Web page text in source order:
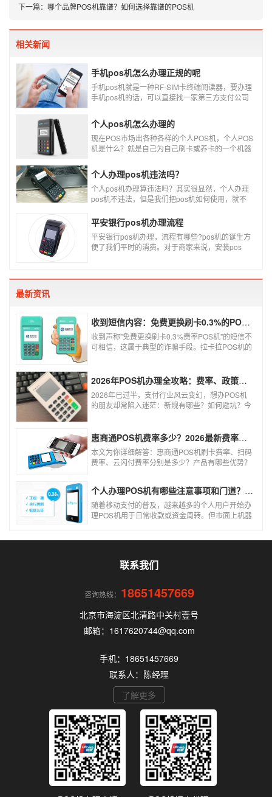
下一篇： 哪个品牌POS机靠谱？如何选择靠谱的POS机
相关新闻
手机pos机怎么办理正规的呢
手机pos机就是一种RF-SIM卡终端阅读器，要办理
手机pos机的话，可以直接找一家第三方支付公司
个人pos机怎么办理的
现在POS市场出各种各样的个人POS机，个人POS
机是什么？就是自己为自己刷卡或养卡的一个机器
个人办理pos机违法吗？
个人pos机办理算违法吗？其实很显然，个人办理
pos机不违法，但是我们把pos机如何使用，就不
现，套现不换，那么我们这样使用pos机肯定就是
违法的，只有我们在安全的使用之下，我们的个人
办理的pos机才是正规的，但是自己刷自己信用卡
用自己的pos机，这样只是算违规，只要我们按时
干扰到他人，不恶意套现银行，那么我们的行为犯
平安银行pos机办理流程
平安银行pos机办理，流程有哪些?pos机的诞生方
便了我们平时的消费。对于商家来说，安装pos
最新资讯
收到短信内容：免费更换刷卡0.3%的POS机，可以相信吗？
收到声称"免费更换刷卡0.3%费率POS机"的短信不
可相信，这属于典型的诈骗手段。拉卡拉POS机的
风险。以下结合权威信息分析原因及应对建议：2026年POS机办理全攻略：费率、政策、避坑一篇讲清
2026年已过半，支付行业风云变幻，想办POS机
的朋友却常陷入迷茫：新规有哪些？如何避坑？今
使用！
惠商通POS机费率多少？2026最新费率标准及办理全攻略
本文为你详细解答：惠商通POS机刷卡费率、扫码
费率、云闪付费率分别是多少？产品有哪些优势？
个人办理POS机有哪些注意事项和门道？（2026最新避坑指南）
随着移动支付的普及，越来越多的个人用户开始办
理POS机用于日常收款或资金周转。但市面上机器
联系我们
咨询热线： 18651457669
北京市海淀区北清路中关村壹号
邮箱：1617620744@qq.com
手机：18651457669
联系人：陈经理
了解更多